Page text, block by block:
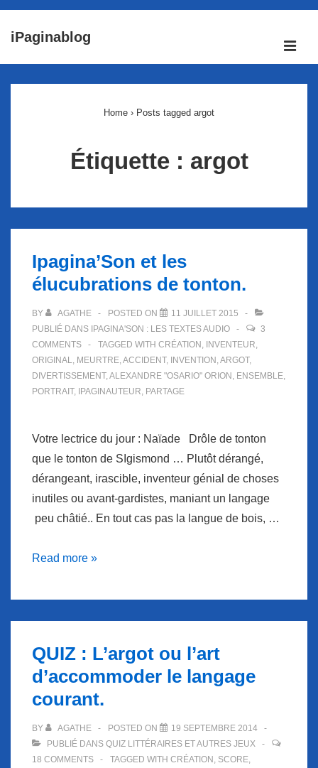
passer
iPaginablog
Home › Posts tagged argot
Étiquette : argot
Ipagina’Son et les
élucubrations de tonton.
BY AGATHE POSTED ON
11 JUILLET 2015
PUBLIÉ DANS IPAGINA'SON : LES TEXTES AUDIO
3
COMMENTS
TAGGED WITH CRÉATION , INVENTEUR,
ORIGINAL, MEURTRE,ACCIDENT, INVENTION ,ARGOT,
DIVERTISSEMENT,ALEXANDRE "OSARIO" ORION , ENSEMBLE,
PORTRAIT, IPAGINAUTEUR, PARTAGE
Votre lectrice du jour : Naïade Drôle de tonton
que le tonton de SIgismond … Plutôt dérangé,
dérangeant, irascible, inventeur génial de choses
inutiles ou avant-gardistes, maniant un langage
peu châtié.. En tout cas pas la langue de bois, …
Ipagina’Son
les
tonton.
Read more »
QUIZ : L’argot ou l’art
d’accommoder le langage
courant.
BY AGATHE POSTED ON
19 SEPTEMBRE 2014
PUBLIÉ DANS QUIZ LITTÉRAIRES ET AUTRES JEUX
18 COMMENTS
TAGGED WITH CRÉATION , SCORE,